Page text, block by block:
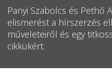
TÁMOGATÁS
1%
WEBSHOP
Panyi Szabolcs és Pethő
elismerést a hírszerzés
műveleteiről és egy
cikkükért.